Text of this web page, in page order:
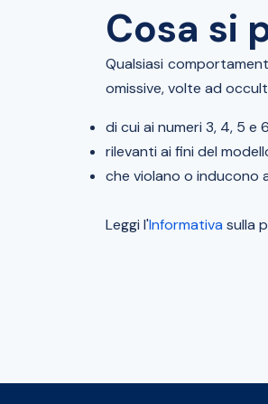
Cosa si
Qualsiasi
omissive, volte ad
di cui ai numeri 3, 4, 5 e
rilevanti ai fini del
che violano o inducono
Leggi l'Informativa sulla